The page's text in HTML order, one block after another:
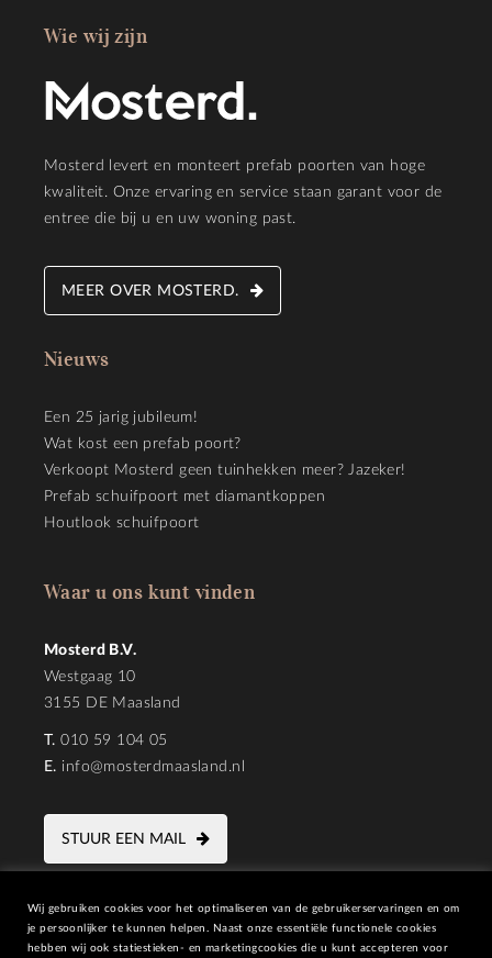
Wie wij zijn
Mosterd levert en monteert prefab poorten van hoge
kwaliteit. Onze ervaring en service staan garant voor de
entree die bij u en uw woning past.
MEER OVER MOSTERD.
Nieuws
Een 25 jarig jubileum!
Wat kost een prefab poort?
Verkoopt Mosterd geen tuinhekken meer? Jazeker!
Prefab schuifpoort met diamantkoppen
Houtlook schuifpoort
Waar u ons kunt vinden
Mosterd B.V.
Westgaag 10
3155 DE Maasland
T. 010 59 104 05
E. info@mosterdmaasland.nl
STUUR EEN MAIL
Wij gebruiken cookies voor het optimaliseren van de gebruikerservaringen en om
je persoonlijker te kunnen helpen. Naast onze essentiële functionele cookies
hebben wij ook statiestieken- en marketingcookies die u kunt accepteren voor